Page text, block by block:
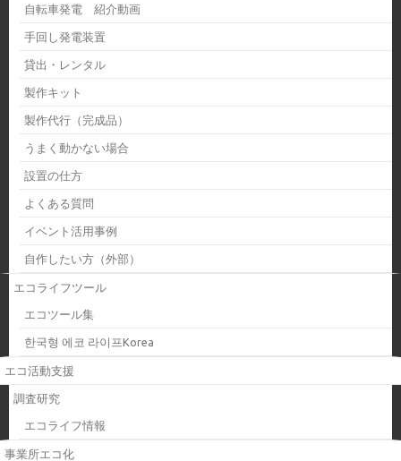
自転車発電 紹介動画
手回し発電装置
貸出・レンタル
製作キット
製作代行（完成品）
うまく動かない場合
設置の仕方
よくある質問
イベント活用事例
自作したい方（外部）
エコライフツール
エコツール集
한국형 에코 라이프Korea
エコ活動支援
調査研究
エコライフ情報
事業所エコ化